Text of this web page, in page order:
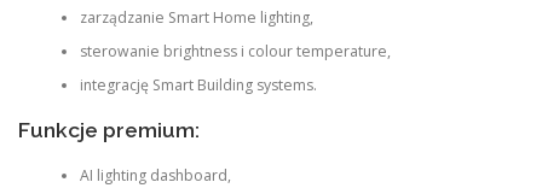
zarządzanie Smart Home lighting,
sterowanie brightness i colour temperature,
integrację Smart Building systems.
Funkcje premium:
AI lighting dashboard,